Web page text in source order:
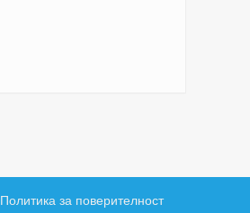
Политика за поверителност